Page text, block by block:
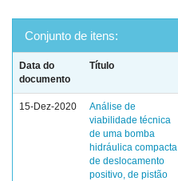
Conjunto de itens:
Data do
documento
Título
15-Dez-2020
Análise de
viabilidade técnica
de uma bomba
hidráulica compacta
de deslocamento
positivo, de pistão